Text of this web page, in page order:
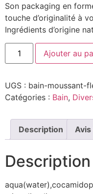
Son packaging en
touche d’originalité à
Ingrédients d’origine
Ajouter au
UGS : bain-moussant-
Catégories : Bain,
Description
Description